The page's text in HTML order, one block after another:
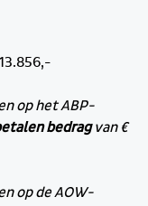
op het ABP-
bedragvan €
op de AOW-